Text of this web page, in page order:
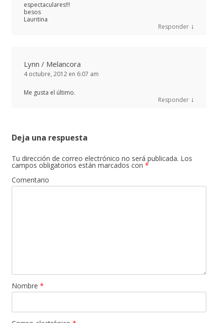
espectaculares!!!
besos
Lauritina
Responder ↓
Lynn / Melancora
4 octubre, 2012 en 6:07 am
Me gusta el último.
Responder ↓
Deja una respuesta
Tu dirección de correo electrónico no será publicada. Los
campos obligatorios están marcados con *
Comentario
Nombre *